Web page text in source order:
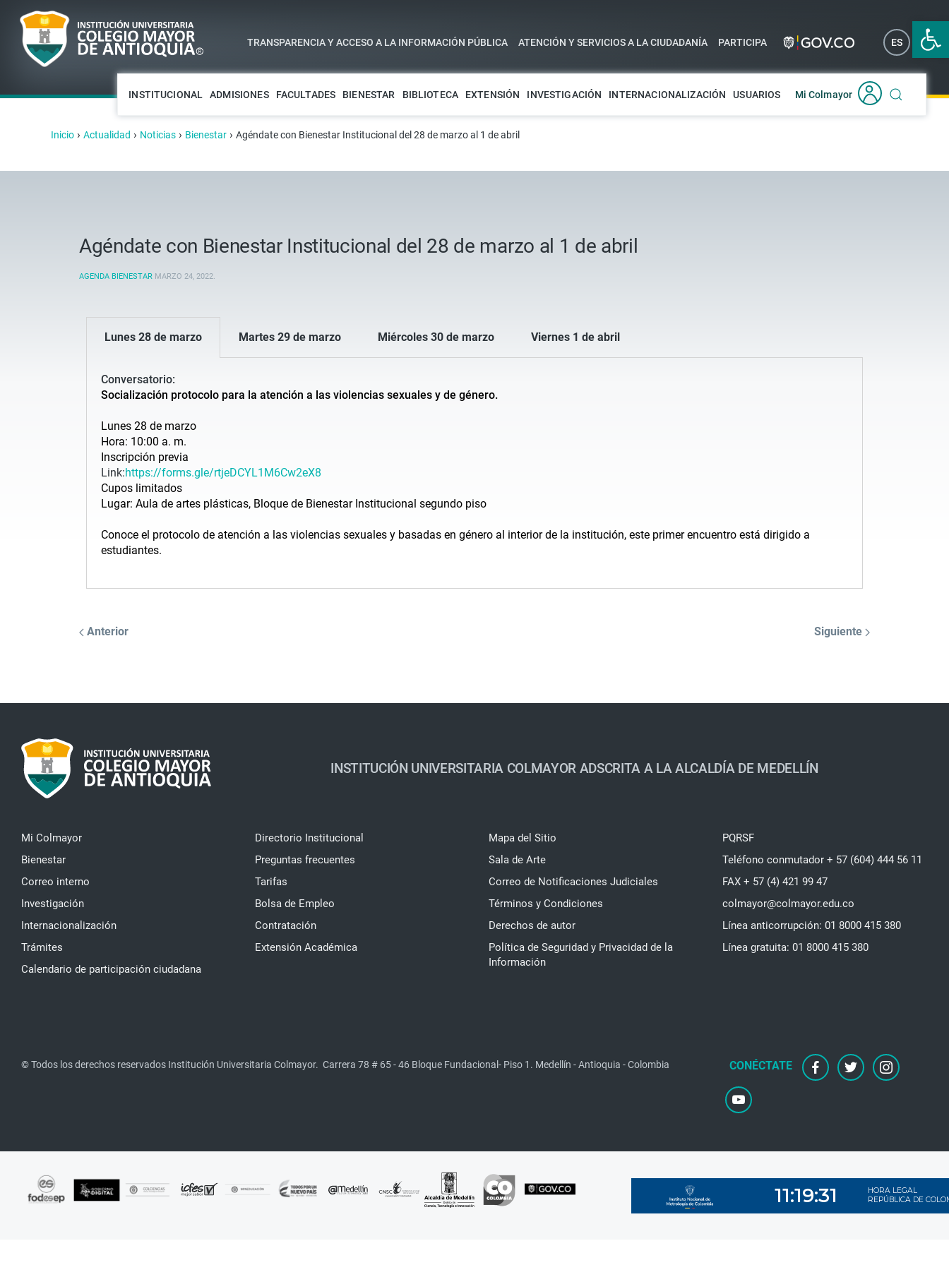
Abrir
TRANSPARENCIA Y ACCESO A LA INFORMACIÓN PÚBLICA ATENCIÓN Y SERVICIOS A LA CIUDADANÍA PARTICIPA ES EN
INSTITUCIONAL ADMISIONES FACULTADES BIENESTAR BIBLIOTECA EXTENSIÓN INVESTIGACIÓN INTERNACIONALIZACIÓN USUARIOS Mi Colmayor
Inicio › Actualidad › Noticias › Bienestar › Agéndate con Bienestar Institucional del 28 de marzo al 1 de abril
Agéndate con Bienestar Institucional del 28 de marzo al 1 de abril
AGENDA BIENESTAR MARZO 24, 2022.
Lunes 28 de marzo Martes 29 de marzo Miércoles 30 de marzo Viernes 1 de abril
Conversatorio:
Socialización protocolo para la atención a las violencias sexuales y de género.
Lunes 28 de marzo
Hora: 10:00 a. m.
Inscripción previa
Link:https://forms.gle/rtjeDCYL1M6Cw2eX8
Cupos limitados
Lugar: Aula de artes plásticas, Bloque de Bienestar Institucional segundo piso
Conoce el protocolo de atención a las violencias sexuales y basadas en género al interior de la institución, este primer encuentro está dirigido a
estudiantes.
Anterior Siguiente
INSTITUCIÓN UNIVERSITARIA COLMAYOR ADSCRITA A LA ALCALDÍA DE MEDELLÍN
Mi Colmayor
Bienestar
Correo interno
Investigación
Internacionalización
Trámites
Calendario de participación ciudadana
Directorio Institucional
Preguntas frecuentes
Tarifas
Bolsa de Empleo
Contratación
Extensión Académica
Mapa del Sitio
Sala de Arte
Correo de Notificaciones Judiciales
Términos y Condiciones
Derechos de autor
Política de Seguridad y Privacidad de la
Información
PQRSF
Teléfono conmutador + 57 (604) 444 56 11
FAX + 57 (4) 421 99 47
colmayor@colmayor.edu.co
Línea anticorrupción: 01 8000 415 380
Línea gratuita: 01 8000 415 380
© Todos los derechos reservados Institución Universitaria Colmayor. Carrera 78 # 65 - 46 Bloque Fundacional- Piso 1. Medellín - Antioquia - Colombia